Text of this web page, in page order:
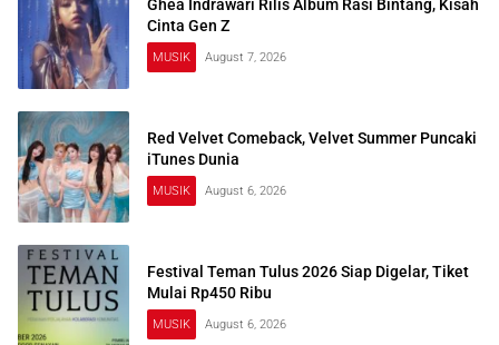
Ghea Indrawari Rilis Album Rasi Bintang, Kisah
Cinta Gen Z
MUSIK August 7, 2026
Red Velvet Comeback, Velvet Summer Puncaki
iTunes Dunia
MUSIK August 6, 2026
Festival Teman Tulus 2026 Siap Digelar, Tiket
Mulai Rp450 Ribu
MUSIK August 6, 2026